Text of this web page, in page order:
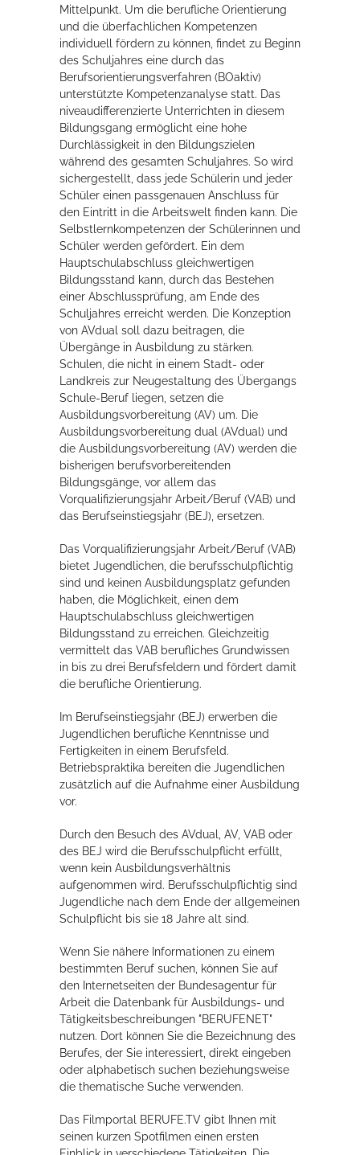
Mittelpunkt. Um die berufliche Orientierung
und die überfachlichen Kompetenzen
individuell fördern zu können, findet zu Beginn
des Schuljahres eine durch das
Berufsorientierungsverfahren (BOaktiv)
unterstützte Kompetenzanalyse statt. Das
niveaudifferenzierte Unterrichten in diesem
Bildungsgang ermöglicht eine hohe
Durchlässigkeit in den Bildungszielen
während des gesamten Schuljahres. So wird
sichergestellt, dass jede Schülerin und jeder
Schüler einen passgenauen Anschluss für
den Eintritt in die Arbeitswelt finden kann. Die
Selbstlernkompetenzen der Schülerinnen und
Schüler werden gefördert. Ein dem
Hauptschulabschluss gleichwertigen
Bildungsstand kann, durch das Bestehen
einer Abschlussprüfung, am Ende des
Schuljahres erreicht werden. Die Konzeption
von AVdual soll dazu beitragen, die
Übergänge in Ausbildung zu stärken.
Schulen, die nicht in einem Stadt- oder
Landkreis zur Neugestaltung des Übergangs
Schule-Beruf liegen, setzen die
Ausbildungsvorbereitung (AV) um. Die
Ausbildungsvorbereitung dual (AVdual) und
die Ausbildungsvorbereitung (AV) werden die
bisherigen berufsvorbereitenden
Bildungsgänge, vor allem das
Vorqualifizierungsjahr Arbeit/Beruf (VAB) und
das Berufseinstiegsjahr (BEJ), ersetzen.
Das Vorqualifizierungsjahr Arbeit/Beruf (VAB)
bietet Jugendlichen, die berufsschulpflichtig
sind und keinen Ausbildungsplatz gefunden
haben, die Möglichkeit, einen dem
Hauptschulabschluss gleichwertigen
Bildungsstand zu erreichen. Gleichzeitig
vermittelt das VAB berufliches Grundwissen
in bis zu drei Berufsfeldern und fördert damit
die berufliche Orientierung.
Im Berufseinstiegsjahr (BEJ) erwerben die
Jugendlichen berufliche Kenntnisse und
Fertigkeiten in einem Berufsfeld.
Betriebspraktika bereiten die Jugendlichen
zusätzlich auf die Aufnahme einer Ausbildung
vor.
Durch den Besuch des AVdual, AV, VAB oder
des BEJ wird die Berufsschulpflicht erfüllt,
wenn kein Ausbildungsverhältnis
aufgenommen wird. Berufsschulpflichtig sind
Jugendliche nach dem Ende der allgemeinen
Schulpflicht bis sie 18 Jahre alt sind.
Wenn Sie nähere Informationen zu einem
bestimmten Beruf suchen, können Sie auf
den Internetseiten der Bundesagentur für
Arbeit die Datenbank für Ausbildungs- und
Tätigkeitsbeschreibungen "BERUFENET"
nutzen. Dort können Sie die Bezeichnung des
Berufes, der Sie interessiert, direkt eingeben
oder alphabetisch suchen beziehungsweise
die thematische Suche verwenden.
Das Filmportal BERUFE.TV gibt Ihnen mit
seinen kurzen Spotfilmen einen ersten